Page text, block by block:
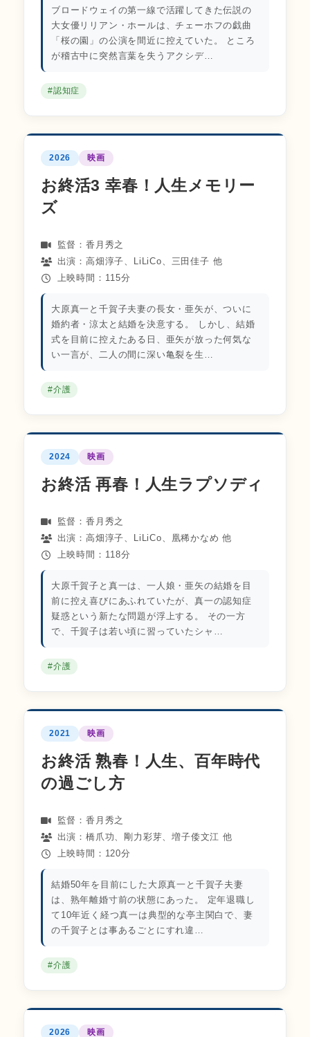
ブロードウェイの第一線で活躍してきた伝説の
大女優リリアン・ホールは、チェーホフの戯曲
「桜の園」の公演を間近に控えていた。 ところ
が稽古中に突然言葉を失うアクシデ…
#認知症
2026 映画
お終活3 幸春！人生メモリー
ズ
監督：香月秀之
出演：高畑淳子、LiLiCo、三田佳子 他
上映時間：115分
大原真一と千賀子夫妻の長女・亜矢が、ついに
婚約者・涼太と結婚を決意する。 しかし、結婚
式を目前に控えたある日、亜矢が放った何気な
い一言が、二人の間に深い亀裂を生…
#介護
2024 映画
お終活 再春！人生ラプソディ
監督：香月秀之
出演：高畑淳子、LiLiCo、凰稀かなめ 他
上映時間：118分
大原千賀子と真一は、一人娘・亜矢の結婚を目
前に控え喜びにあふれていたが、真一の認知症
疑惑という新たな問題が浮上する。 その一方
で、千賀子は若い頃に習っていたシャ…
#介護
2021 映画
お終活 熟春！人生、百年時代
の過ごし方
監督：香月秀之
出演：橋爪功、剛力彩芽、増子倭文江 他
上映時間：120分
結婚50年を目前にした大原真一と千賀子夫妻
は、熟年離婚寸前の状態にあった。 定年退職し
て10年近く経つ真一は典型的な亭主関白で、妻
の千賀子とは事あるごとにすれ違…
#介護
2026 映画